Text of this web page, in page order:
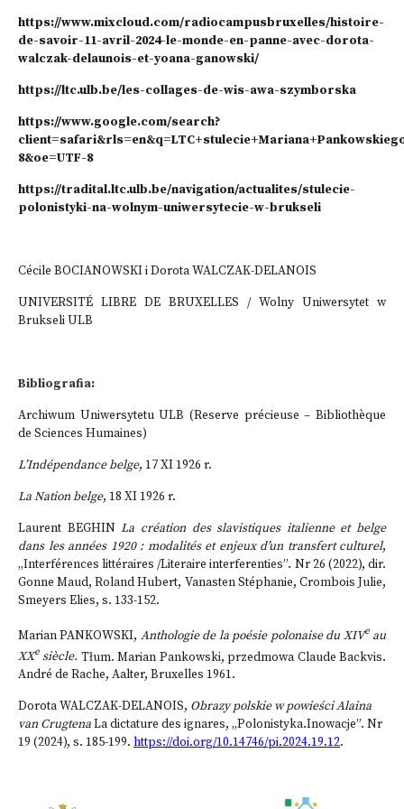
https://www.mixcloud.com/radiocampusbruxelles/histoire-
de-savoir-11-avril-2024-le-monde-en-panne-avec-dorota-
walczak-delaunois-et-yoana-ganowski/
https://ltc.ulb.be/les-collages-de-wis-awa-szymborska
https://www.google.com/search?
8&oe=UTF-8
https://tradital.ltc.ulb.be/navigation/actualites/stulecie-
polonistyki-na-wolnym-uniwersytecie-w-brukseli
Cécile BOCIANOWSKI i Dorota WALCZAK-DELANOIS
UNIVERSITÉ LIBRE DE BRUXELLES / Wolny Uniwersytet w
Brukseli ULB
Bibliografia:
Archiwum Uniwersytetu ULB (Reserve précieuse – Bibliothèque
de Sciences Humaines)
L’Indépendance belge, 17 XI 1926 r.
La Nation belge, 18 XI 1926 r.
Laurent BEGHINLa création des slavistiques italienne et belge
dans les années 1920 : modalités et enjeux d’un transfert culturel,
„Interférences littéraires /Literaire interferenties”. Nr 26 (2022), dir.
Gonne Maud, Roland Hubert, Vanasten Stéphanie, Crombois Julie,
Smeyers Elies, s. 133-152.
Marian PANKOWSKI, Anthologie de la poésie polonaise du XIVe au
XXe siècle. Tłum. Marian Pankowski, przedmowa Claude Backvis.
André de Rache, Aalter, Bruxelles 1961.
Dorota WALCZAK-DELANOIS, Obrazy polskie w powieści Alaina
van CrugtenaLa dictature des ignares, „Polonistyka.Inowacje”. Nr
19 (2024), s. 185-199. https://doi.org/10.14746/pi.2024.19.12.